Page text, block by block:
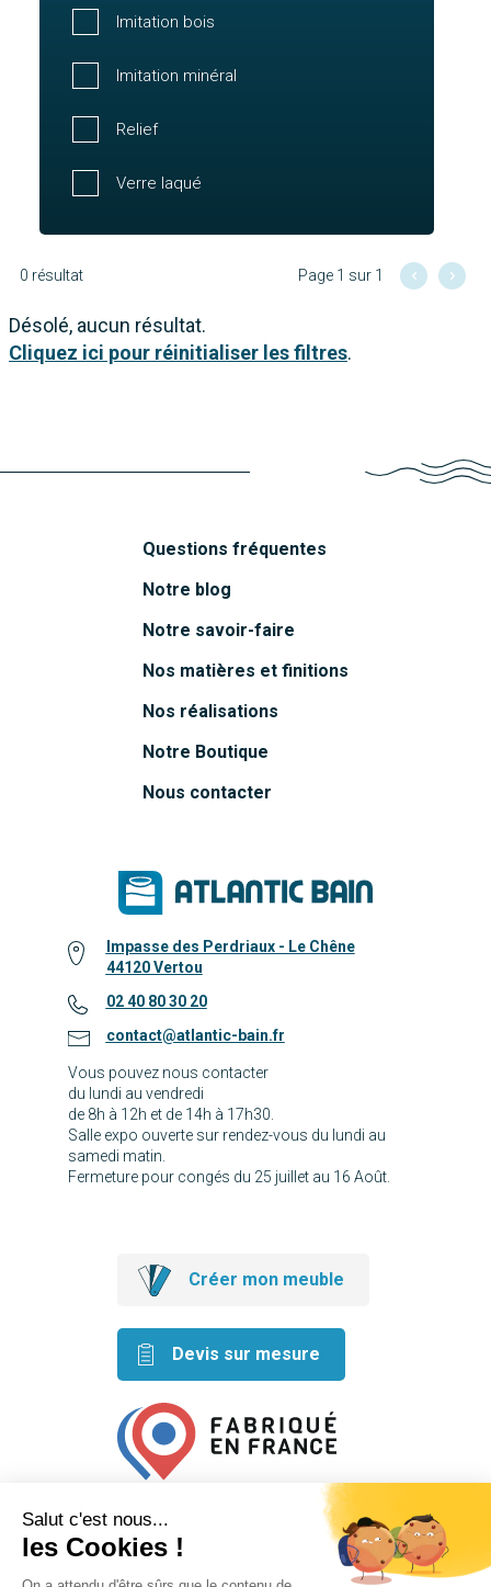
Imitation bois
Imitation minéral
Relief
Verre laqué
0 résultat Page 1 sur 1
Désolé, aucun résultat.
Cliquez ici pour réinitialiser les filtres.
Questions fréquentes
Notre blog
Notre savoir-faire
Nos matières et finitions
Nos réalisations
Notre Boutique
Nous contacter
Impasse des Perdriaux - Le Chêne
44120 Vertou
02 40 80 30 20
contact@atlantic-bain.fr
Vous pouvez nous contacter
du lundi au vendredi
de 8h à 12h et de 14h à 17h30.
Salle expo ouverte sur rendez-vous du lundi au
samedi matin.
Fermeture pour congés du 25 juillet au 16 Août.
Créer mon meuble
Devis sur mesure
Retrouvez nos idées créatives
sur les réseaux